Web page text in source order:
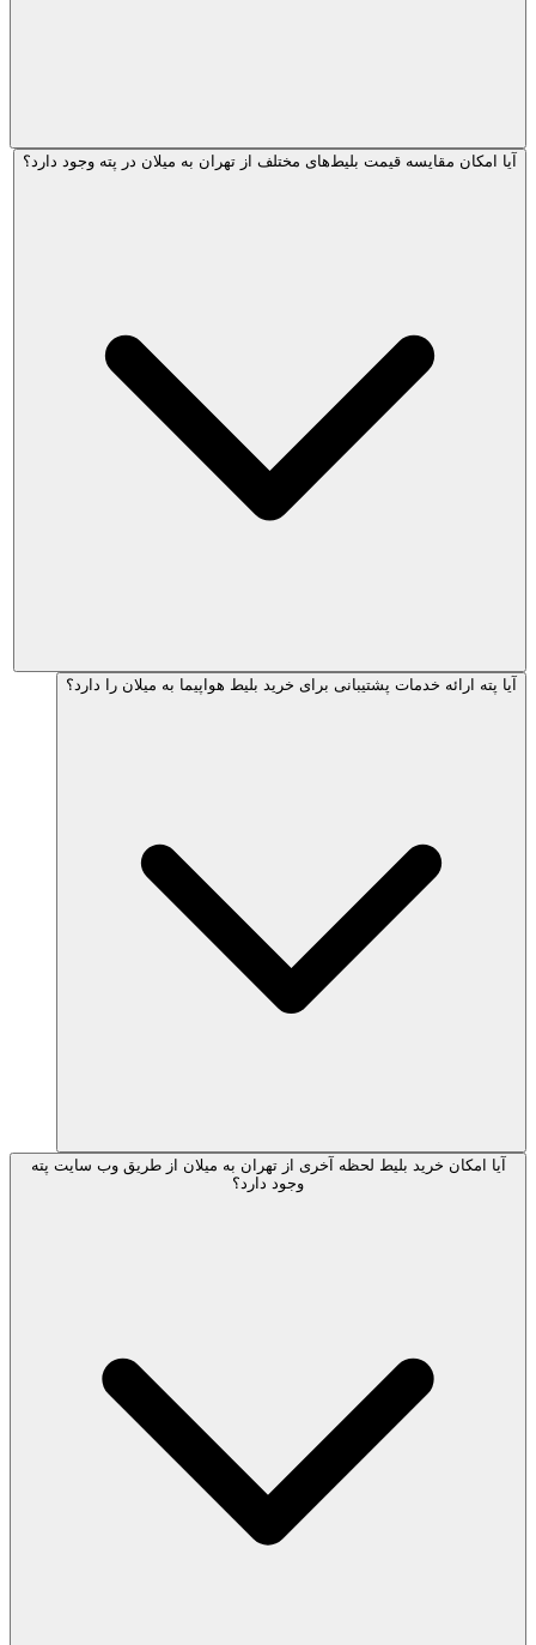
آیا امکان مقایسه قیمت بلیط‌های مختلف از تهران به میلان در پته وجود دارد؟
آیا پته ارائه خدمات پشتیبانی برای خرید بلیط هواپیما به میلان را دارد؟
آیا امکان خرید بلیط لحظه آخری از تهران به میلان از طریق وب سایت پته
وجود دارد؟